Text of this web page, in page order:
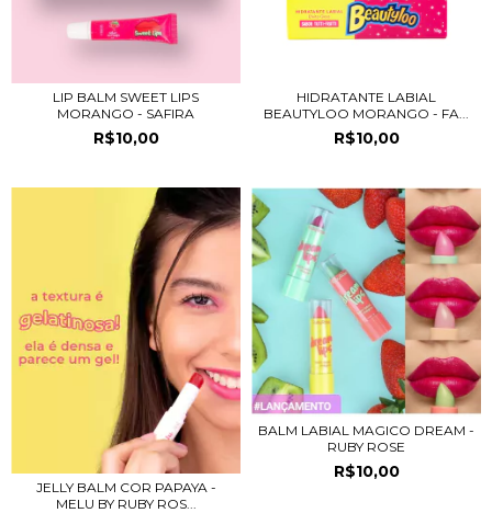
LIP BALM SWEET LIPS
MORANGO - SAFIRA
R$10,00
HIDRATANTE LABIAL
BEAUTYLOO MORANGO - FA...
R$10,00
JELLY BALM COR PAPAYA -
MELU BY RUBY ROS...
BALM LABIAL MAGICO DREAM -
RUBY ROSE
R$10,00